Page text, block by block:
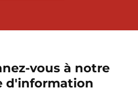
vous à notre
d'information